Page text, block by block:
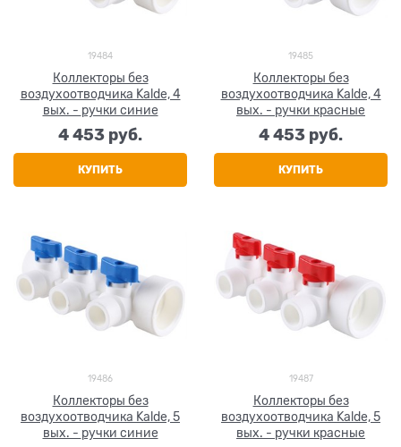
19484
Коллекторы без
воздухоотводчика Kalde, 4
вых. - ручки синие
4 453 руб.
КУПИТЬ
19485
Коллекторы без
воздухоотводчика Kalde, 4
вых. - ручки красные
4 453 руб.
КУПИТЬ
19486
Коллекторы без
воздухоотводчика Kalde, 5
вых. - ручки синие
19487
Коллекторы без
воздухоотводчика Kalde, 5
вых. - ручки красные